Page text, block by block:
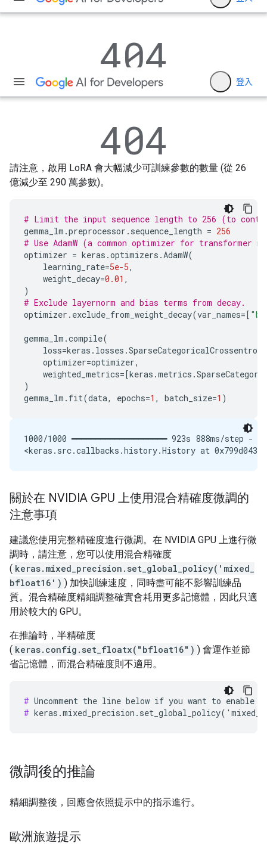
請注意，啟用 LoRA 會大幅減少可訓練參數的數量 (從 26
億減少至 290 萬參數)。
# Limit the input sequence length to 256 (to
gemma_lm .preprocessor . sequence_length = 256
# Use AdamW (a common optimizer for transformer
optimizer = keras .optimizers .AdamW(
learning_rate=5e-5,
weight_decay=0.01 ,
)
# Exclude layernorm and bias terms from decay.
optimizer . exclude_from_weight_decay(var_names=[
gemma_lm .compile(
loss=keras . losses .SparseCategoricalCrossentropy
optimizer=optimizer,
weighted_metrics=[keras .metrics .
)
gemma_lm . fit(data, epochs=1 , batch_size=1 )
1000/1000 ━━━━━━━━━━━━━━━━━━━━ 923s 888ms/
關於在 NVIDIA GPU 上使用混合精確度微調的
注意事項
建議您使用完整精確度進行微調。在 NVIDIA GPU 上進行微
調時，請注意，您可以使用混合精確度
( keras.mixed_precision.set_global_policy('mixed_
bfloat16') ) 加快訓練速度，同時盡可能不影響訓練品
質。混合精確度精細調整確實會耗用更多記憶體，因此只適
用於較大的 GPU。
在推論時，半精確度
( keras.config.set_floatx("bfloat16") ) 會運作並節
省記憶體，而混合精確度則不適用。
#
#
微調後的推論
精細調整後，回應會依照提示中的指示進行。
歐洲旅遊提示